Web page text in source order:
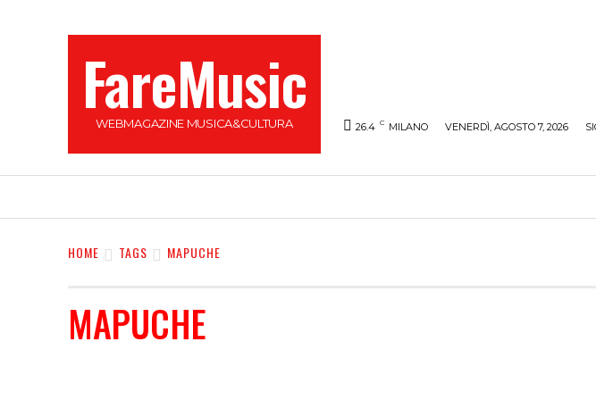
FareMusic
WEBMAGAZINE MUSICA&CULTURA 26.4 C MILANO VENERDÌ, AGOSTO 7, 2026
HOME TAGS MAPUCHE
MAPUCHE